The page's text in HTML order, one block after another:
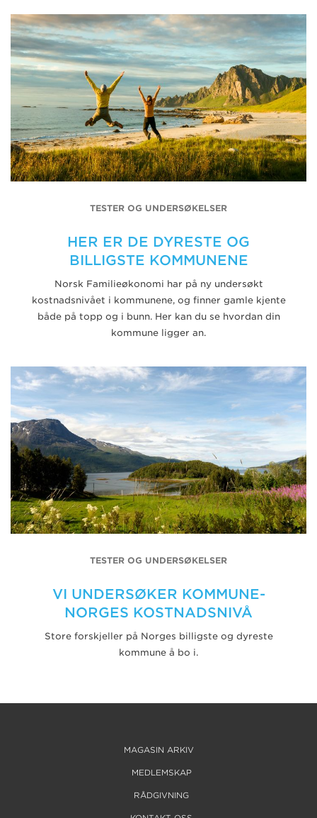
TESTER OG UNDERSØKELSER
HER ER DE DYRESTE OG
BILLIGSTE KOMMUNENE
Norsk Familieøkonomi har på ny undersøkt
kostnadsnivået i kommunene, og finner gamle kjente
både på topp og i bunn. Her kan du se hvordan din
kommune ligger an.
TESTER OG UNDERSØKELSER
VI UNDERSØKER KOMMUNE-
NORGES KOSTNADSNIVÅ
Store forskjeller på Norges billigste og dyreste
kommune å bo i.
MAGASIN ARKIV
MEDLEMSKAP
RÅDGIVNING